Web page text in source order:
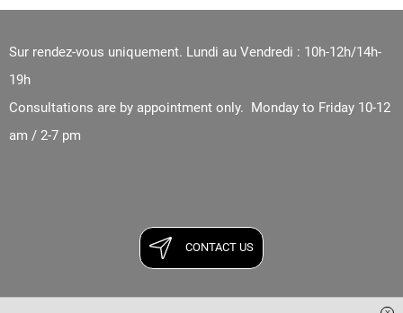
Sur rendez-vous uniquement. Lundi au Vendredi : 10h-12h/14h-
19h
Consultations are by appointment only. Monday to Friday 10-12
am / 2-7 pm
CONTACT US